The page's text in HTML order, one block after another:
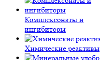
Комплексонаты и
ингибиторы
Химические реактивы